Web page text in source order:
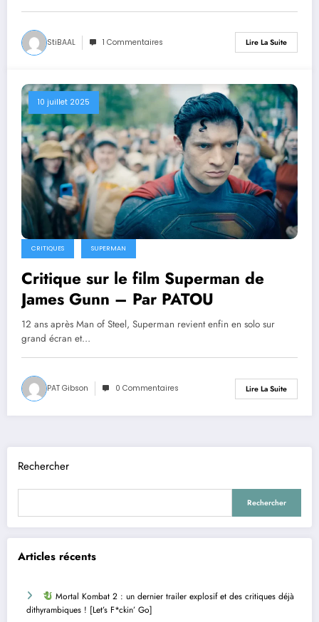
StiBAAL 1 Commentaires Lire La Suite
10 juillet 2025
CRITIQUES SUPERMAN
Critique sur le film Superman de
James Gunn – Par PATOU
12 ans après Man of Steel, Superman revient enfin en solo sur
grand écran et…
PAT Gibson 0 Commentaires Lire La Suite
Rechercher
Rechercher
Articles récents
Mortal Kombat 2 : un dernier trailer explosif et des critiques déjà
dithyrambiques ! [Let’s F*ckin’ Go]